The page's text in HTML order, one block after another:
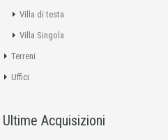
Villa di testa
Villa Singola
Terreni
Uffici
Ultime Acquisizioni